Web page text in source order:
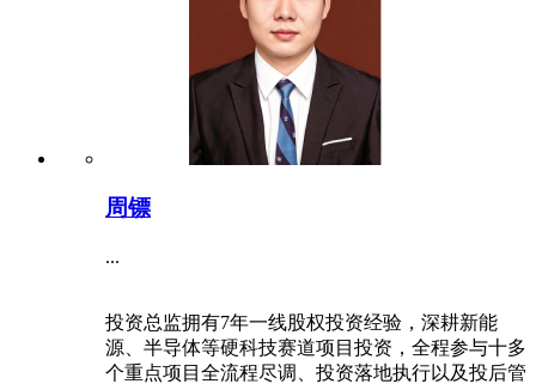
周镖
...
投资总监拥有7年一线股权投资经验，深耕新能
源、半导体等硬科技赛道项目投资，全程参与十多
个重点项目全流程尽调、投资落地执行以及投后管